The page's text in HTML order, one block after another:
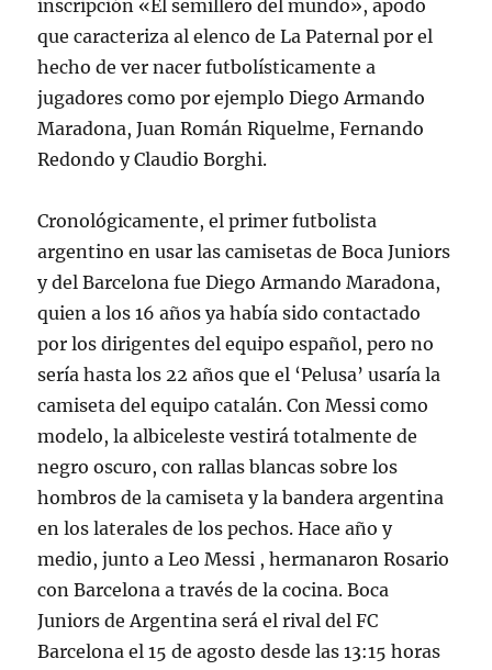
inscripción «El semillero del mundo», apodo
que caracteriza al elenco de La Paternal por el
hecho de ver nacer futbolísticamente a
jugadores como por ejemplo Diego Armando
Maradona, Juan Román Riquelme, Fernando
Redondo y Claudio Borghi.
Cronológicamente, el primer futbolista
argentino en usar las camisetas de Boca Juniors
y del Barcelona fue Diego Armando Maradona,
quien a los 16 años ya había sido contactado
por los dirigentes del equipo español, pero no
sería hasta los 22 años que el ‘Pelusa’ usaría la
camiseta del equipo catalán. Con Messi como
modelo, la albiceleste vestirá totalmente de
negro oscuro, con rallas blancas sobre los
hombros de la camiseta y la bandera argentina
en los laterales de los pechos. Hace año y
medio, junto a Leo Messi , hermanaron Rosario
con Barcelona a través de la cocina. Boca
Juniors de Argentina será el rival del FC
Barcelona el 15 de agosto desde las 13:15 horas